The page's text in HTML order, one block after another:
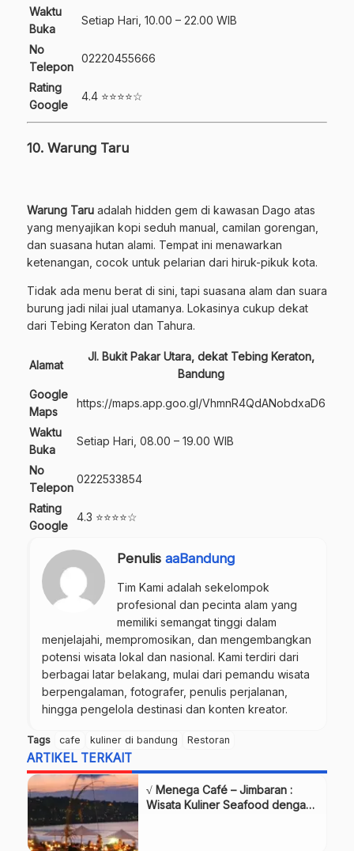
Waktu
Buka
Setiap Hari, 10.00 – 22.00 WIB
No
Telepon
02220455666
Rating
Google
4.4 ⭐⭐⭐⭐☆
10. Warung Taru
Warung Taru adalah hidden gem di kawasan Dago atas
yang menyajikan kopi seduh manual, camilan gorengan,
dan suasana hutan alami. Tempat ini menawarkan
ketenangan, cocok untuk pelarian dari hiruk-pikuk kota.
Tidak ada menu berat di sini, tapi suasana alam dan suara
burung jadi nilai jual utamanya. Lokasinya cukup dekat
dari Tebing Keraton dan Tahura.
Alamat
Jl. Bukit Pakar Utara, dekat Tebing Keraton,
Bandung
Google
Maps
https://maps.app.goo.gl/VhmnR4QdANobdxaD6
Waktu
Buka
Setiap Hari, 08.00 – 19.00 WIB
No
Telepon
0222533854
Rating
Google
4.3 ⭐⭐⭐⭐☆
Penulis aaBandung
Tim Kami adalah sekelompok
profesional dan pecinta alam yang
memiliki semangat tinggi dalam
menjelajahi, mempromosikan, dan mengembangkan
potensi wisata lokal dan nasional. Kami terdiri dari
berbagai latar belakang, mulai dari pemandu wisata
berpengalaman, fotografer, penulis perjalanan,
hingga pengelola destinasi dan konten kreator.
Tags cafe kuliner di bandung Restoran
ARTIKEL TERKAIT
√ Menega Café – Jimbaran :
Wisata Kuliner Seafood dengan